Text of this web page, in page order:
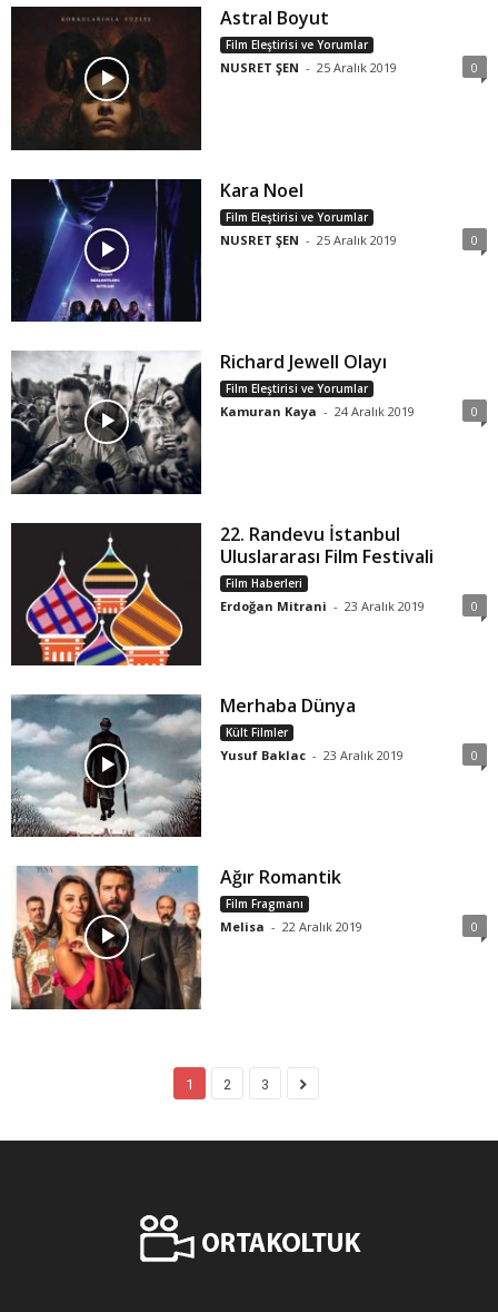
Astral Boyut
Film Eleştirisi ve Yorumlar
NUSRET ŞEN - 25 Aralık 2019 0
Kara Noel
Film Eleştirisi ve Yorumlar
NUSRET ŞEN - 25 Aralık 2019 0
Richard Jewell Olayı
Film Eleştirisi ve Yorumlar
Kamuran Kaya - 24 Aralık 2019 0
22. Randevu İstanbul
Uluslararası Film Festivali
Film Haberleri
Erdoğan Mitrani - 23 Aralık 2019 0
Merhaba Dünya
Kült Filmler
Yusuf Baklac - 23 Aralık 2019 0
Ağır Romantik
Film Fragmanı
Melisa - 22 Aralık 2019 0
1 2 3